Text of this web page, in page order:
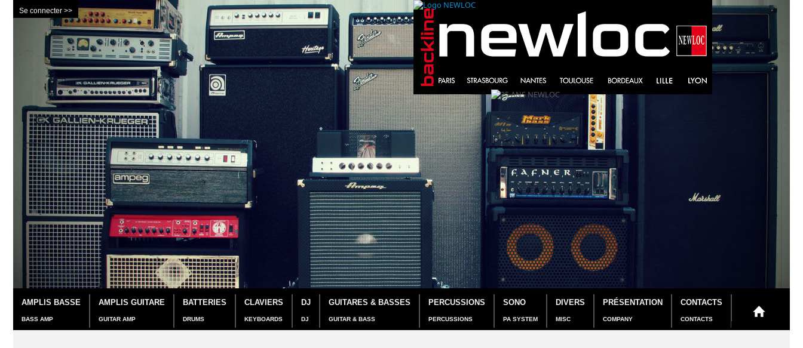
Se connecter >>
AMPLIS BASSE
BASS AMP
AMPLIS GUITARE
GUITAR AMP
BATTERIES
DRUMS
CLAVIERS
KEYBOARDS
DJ
DJ
GUITARES & BASSES
GUITAR & BASS
PERCUSSIONS
PERCUSSIONS
SONO
PA SYSTEM
DIVERS
MISC
PRÉSENTATION
COMPANY
CONTACTS
CONTACTS